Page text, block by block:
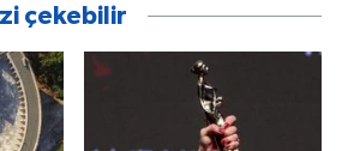
çekebilir